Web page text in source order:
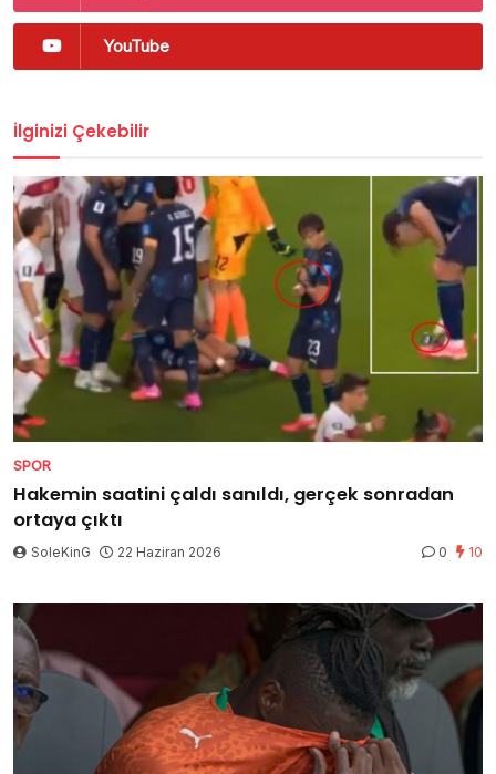
YouTube
İlginizi Çekebilir
SPOR
Hakemin saatini çaldı sanıldı, gerçek sonradan
ortaya çıktı
SoleKinG 22 Haziran 2026 0 10